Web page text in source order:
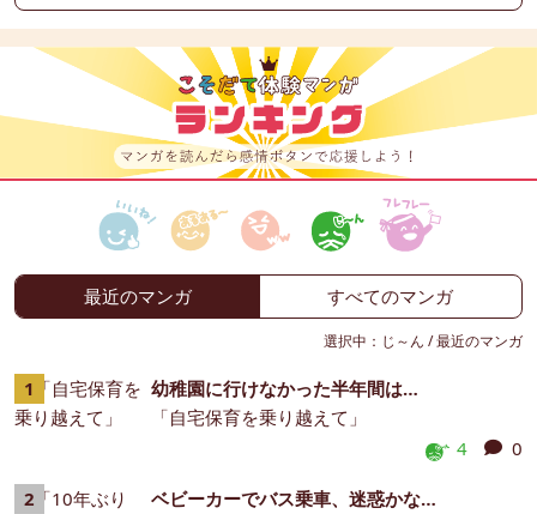
最近のマンガ すべてのマンガ
選択中： じ～ん /最近のマンガ
幼稚園に行けなかった半年間は…
「自宅保育を乗り越えて」
4
0
ベビーカーでバス乗車、迷惑かな…